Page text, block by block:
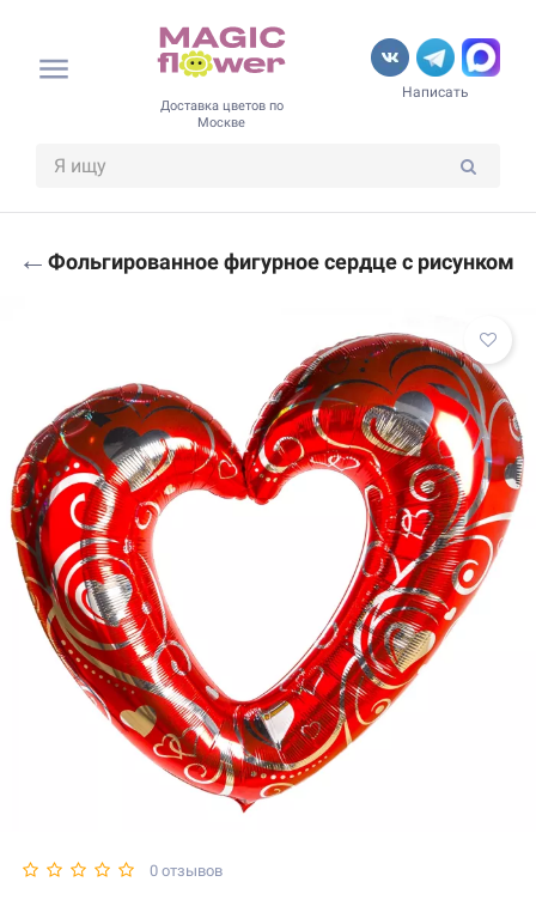
Доставка цветов по
Москве
Написать
← Фольгированное фигурное сердце с рисунком
0 отзывов